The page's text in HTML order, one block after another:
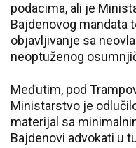
podacima, ali je
Bajdenovog mandata
objavljivanje sa
neoptuženog
Međutim, pod
Ministarstvo je
materijal sa
Bajdenovi advokati u